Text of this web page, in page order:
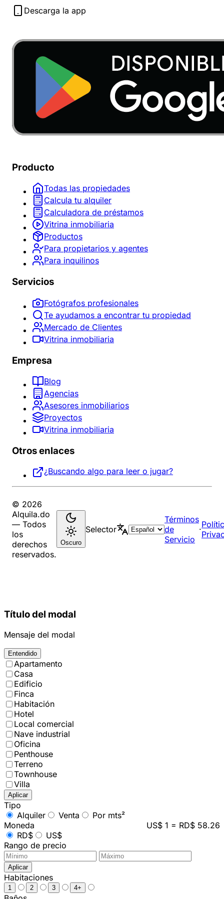
Descarga la app
Producto
Todas las propiedades
Calcula tu alquiler
Calculadora de préstamos
Vitrina inmobiliaria
Productos
Para propietarios y agentes
Para inquilinos
Servicios
Fotógrafos profesionales
Te ayudamos a encontrar tu propiedad
Mercado de Clientes
Vitrina inmobiliaria
Empresa
Blog
Agencias
Asesores inmobiliarios
Proyectos
Vitrina inmobiliaria
Otros enlaces
¿Buscando algo para leer o jugar?
© 2026
Alquila.do
— Todos
los
derechos
reservados.
Oscuro
Selector
Términos
de
Servicio
·
Título del modal
Mensaje del modal
Entendido
Apartamento
Casa
Edificio
Finca
Habitación
Hotel
Local comercial
Nave industrial
Oficina
Penthouse
Terreno
Townhouse
Villa
Aplicar
Tipo
Alquiler
Venta
Por mts²
Moneda
US$ 1 = RD$ 58.26
RD$
US$
Rango de precio
Aplicar
Habitaciones
1 2 3 4+